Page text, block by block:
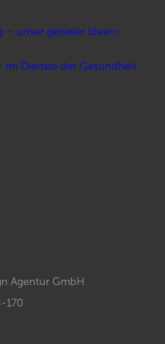
– unser genialer Ideen-
im Dienste der Gesundheit
Agentur GmbH
170